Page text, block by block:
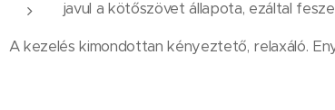
javul a kötőszövet állapota, ezáltal
A kezelés kimondottan kényeztető, relaxáló.